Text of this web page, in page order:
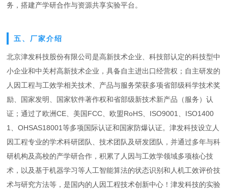
务，搭建产学研合作与资源共享实验平台。
五、厂家介绍
北京津发科技股份有限公司是高新技术企业、科技部认定的科技型中
小企业和中关村高新技术企业，具备自主进出口经营权；自主研发的
人因工程与工效学相关技术、产品与服务荣获多项省部级科学技术奖
励、国家发明、国家软件著作权和省部级新技术新产品（服务）认
证；通过了欧洲CE、美国FCC、欧盟RoHS、ISO9001、ISO1400
1、OHSAS18001等多项国际认证和国家防爆认证。津发科技设立人
因工程专业的学术科研团队、技术团队及研发团队，并通过多年与科
研机构及高校的产学研合作，积累了人因与工效学领域多项核心技
术，以及基于机器学习等人工智能算法的状态识别和人机工效评价技
术与研究方法等，是国内的人因工程技术创新中心！津发科技的实验